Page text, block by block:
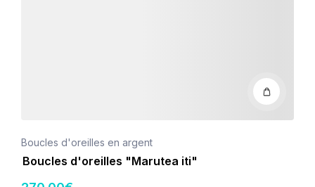
Boucles d'oreilles en argent
Boucles d'oreilles "Marutea iti"